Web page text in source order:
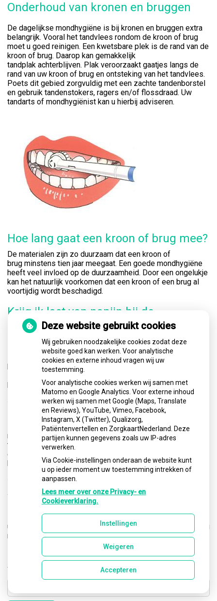
Onderhoud van kronen en bruggen
De dagelijkse mondhygiëne is bij kronen en bruggen extra
belangrijk. Vooral het tandvlees rondom de kroon of brug
moet u goed reinigen. Een kwetsbare plek is de rand van de
kroon of brug. Daarop kan gemakkelijk
tandplak achterblijven. Plak veroorzaakt gaatjes langs de
rand van uw kroon of brug en ontsteking van het tandvlees.
Poets dit gebied zorgvuldig met een zachte tandenborstel
en gebruik tandenstokers, ragers en/of flossdraad. Uw
tandarts of mondhygiënist kan u hierbij adviseren.
Hoe lang gaat een kroon of brug mee?
De materialen zijn zo duurzaam dat een kroon of
brug minstens tien jaar meegaat. Een goede mondhygiëne
heeft veel invloed op de duurzaamheid. Door een ongelukje
kan het natuurlijk voorkomen dat een kroon of een brug al
voortijdig wordt beschadigd.
Krijg ik last van napijn bij de
behandeling voor een kroon of een
brug?
Na plaatsing kan een tand of kies die van een kroon of een
brug is voorzien soms gevoelig zijn. Dit is meestal tijdelijk.
Raadpleeg uw tandarts als de gevoeligheid aanhoudt of
heviger wordt.
Wat kost een kroon?
De kosten voor een kroon hangen af van de soort kroon, het
materiaal dat wordt gebruikt en de kosten voor het
tandtechnisch laboratorium. Bovendien is het van belang of
een opbouw nodig is. Vraag uw tandarts vooraf om een
Worden kronen en bruggen door de
verzekering vergoed?
De vergoedingen variëren per verzekering. In de polis van
uw ziektekostenverzekering staat op welke vergoedingen u
recht heeft.
« Terug naar het overzicht
Deze website gebruikt cookies
Wij gebruiken noodzakelijke cookies zodat deze
website goed kan werken. Voor analytische
cookies en externe inhoud vragen wij uw
toestemming.
Voor analytische cookies werken wij samen met
Matomo en Google Analytics. Voor externe inhoud
werken wij samen met Google (Maps, Translate
en Reviews), YouTube, Vimeo, Facebook,
Instagram, X (Twitter), Qualizorg,
Patiëntenvertellen en ZorgkaartNederland. Deze
partijen kunnen gegevens zoals uw IP-adres
verwerken.
Via Cookie-instellingen onderaan de website kunt
u op ieder moment uw toestemming intrekken of
aanpassen.
Lees meer over onze Privacy- en
Cookieverklaring.
Instellingen
Weigeren
Accepteren